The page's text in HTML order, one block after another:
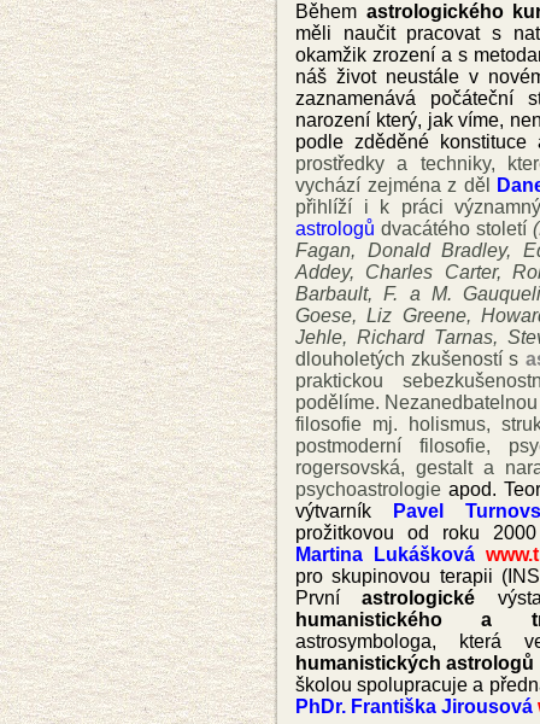
Během astrologického
měli naučit pracovat s
okamžik zrození a s
náš život neustále v
zaznamenává
narození který, jak víme,
podle zděděné
prostředky a techniky,
vychází zejména z děl
přihlíží i k práci
astrologů dvacátého století(
Fagan, Donald Bradley,
Addey, Charles Carter,
Barbault, F. a M.
Goese, Liz Greene,
Jehle,Richard Tarnas,
dlouholetých zkušeností s
praktickou
podělíme.
filosofie mj. holismus,
postmoderní filosofie,
rogersovská, gestalt a
psychoastrologie apod.
výtvarník
Pavel
prožitkovou od roku 2000
Martina Lukášková
pro skupinovou terapii
Prvníastrologické
humanistického a
astrosymbologa, která
humanistických astrologů
školou spolupracuje a
PhDr. Františka Jirousová